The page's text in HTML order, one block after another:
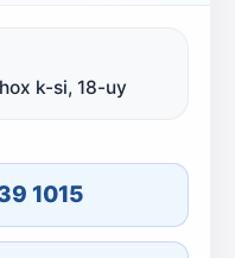
k-si, 18-uy
1015